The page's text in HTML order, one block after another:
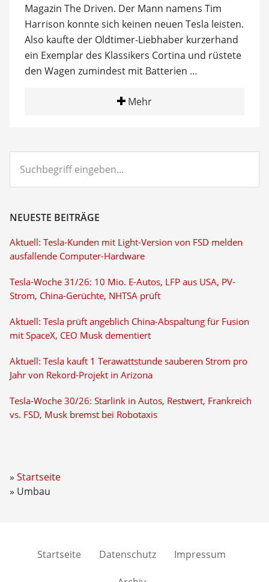
Magazin The Driven. Der Mann namens Tim
Harrison konnte sich keinen neuen Tesla leisten.
Also kaufte der Oldtimer-Liebhaber kurzerhand
ein Exemplar des Klassikers Cortina und rüstete
den Wagen zumindest mit Batterien …
Mehr
eingeben...
NEUESTE BEITRÄGE
Aktuell: Tesla-Kunden mit Light-Version von FSD melden
ausfallende Computer-Hardware
Tesla-Woche 31/26: 10 Mio. E-Autos, LFP aus USA, PV-
Strom, China-Gerüchte, NHTSA prüft
Aktuell: Tesla prüft angeblich China-Abspaltung für Fusion
mit SpaceX, CEO Musk dementiert
Aktuell: Tesla kauft 1 Terawattstunde sauberen Strom pro
Jahr von Rekord-Projekt in Arizona
Tesla-Woche 30/26: Starlink in Autos, Restwert, Frankreich
vs. FSD, Musk bremst bei Robotaxis
Startseite
Umbau
Startseite Datenschutz Impressum